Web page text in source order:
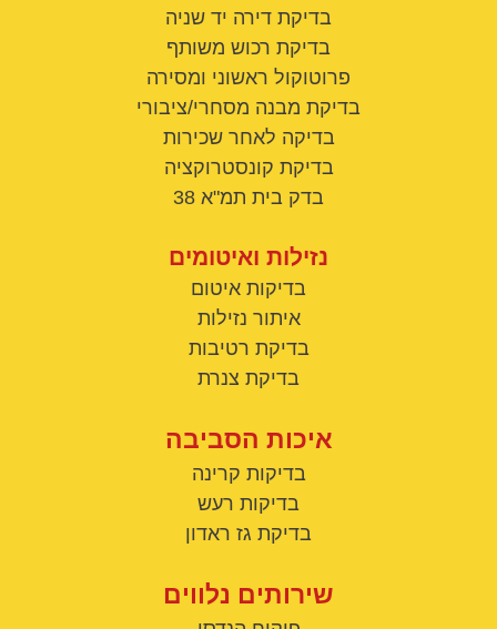
בדיקת דירה יד שניה
בדיקת רכוש משותף
פרוטוקול ראשוני ומסירה
בדיקת מבנה מסחרי/ציבורי
בדיקה לאחר שכירות
בדיקת קונסטרוקציה
בדק בית תמ"א 38
נזילות ואיטומים
בדיקות איטום
איתור נזילות
בדיקת רטיבות
בדיקת צנרת
איכות הסביבה
בדיקות קרינה
בדיקות רעש
בדיקת גז ראדון
שירותים נלווים